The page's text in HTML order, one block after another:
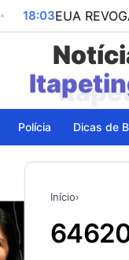
EUA REVOGAM
Polícia Dicas de
Início›